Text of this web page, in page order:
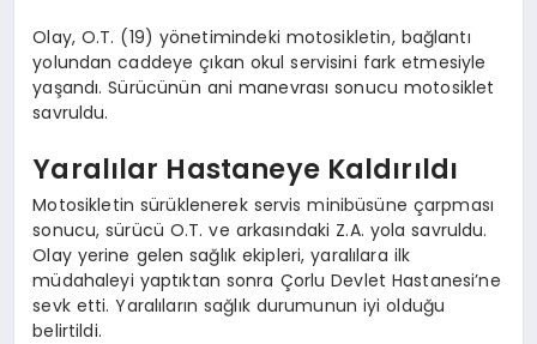
Olay, O.T. (19) yönetimindeki motosikletin, bağlantı
yolundan caddeye çıkan okul servisini fark etmesiyle
yaşandı. Sürücünün ani manevrası sonucu motosiklet
savruldu.
Yaralılar Hastaneye Kaldırıldı
Motosikletin sürüklenerek servis minibüsüne çarpması
sonucu, sürücü O.T. ve arkasındaki Z.A. yola savruldu.
Olay yerine gelen sağlık ekipleri, yaralılara ilk
müdahaleyi yaptıktan sonra Çorlu Devlet Hastanesi’ne
sevk etti. Yaralıların sağlık durumunun iyi olduğu
belirtildi.